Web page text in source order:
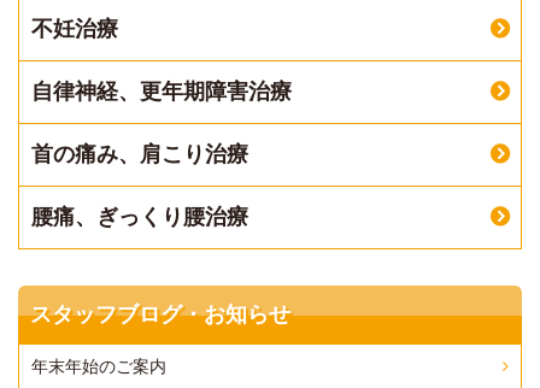
不妊治療
自律神経、更年期障害治療
首の痛み、肩こり治療
腰痛、ぎっくり腰治療
スタッフブログ・お知らせ
年末年始のご案内